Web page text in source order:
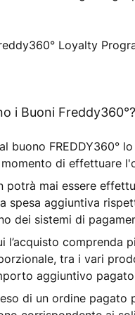
Loyalty
i Buoni Freddy360°?
buono FREDDY360°
di effettuare
potrà mai essere
spesa aggiuntiva
dei sistemi di
l’acquisto
tra i vari
aggiuntivo
di un ordine pagato